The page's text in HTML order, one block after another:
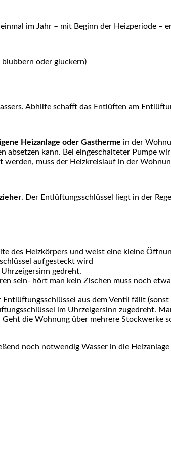
im Jahr – mit Beginn der Heizperiode –
blubbern oder gluckern)
Abhilfe schafft das Entlüften am
Heizanlage oder Gastherme in der
absetzen kann. Bei eingeschalteter Pumpe
muss der Heizkreislauf in der
. Der Entlüftungsschlüssel liegt in der
des Heizkörpers und weist eine kleine
aufgesteckt wird
gedreht.
sein- hört man kein Zischen muss noch
aus dem Ventil fällt
im Uhrzeigersinn zugedreht.
die Wohnung über mehrere Stockwerke
noch notwendig Wasser in die